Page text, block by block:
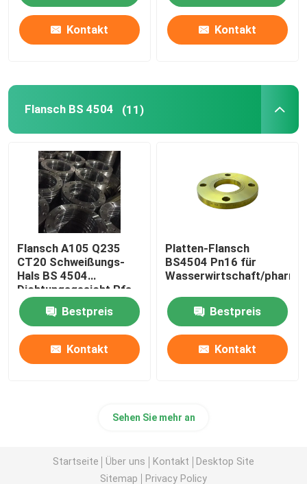
Kontakt Kontakt
Flansch BS 4504 (11)
Flansch A105 Q235
CT20 Schweißungs-
Hals BS 4504
Dichtungsgesicht Rfs
FF
Bestpreis
Kontakt
Platten-Flansch
BS4504 Pn16 für
Wasserwirtschaft/
Bestpreis
Kontakt
Sehen Sie mehr an
Startseite Über uns Kontakt
Desktop Site
Sitemap
Privacy Policy